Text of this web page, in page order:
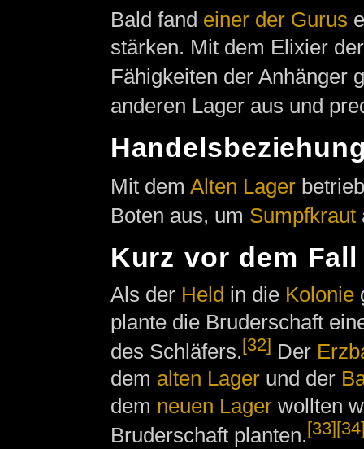
Bald fand einer der Gurus
stärken. Mit dem Elixier
Fähigkeiten der Anhänger
anderen Lager aus und
Mit dem Alten Lager
Boten aus, um Sumpfkraut
Kurz vor dem
Als der Held in die Kolonie
plante die Bruderschaft
des Schläfers.[32] Der
dem alten Lagerund der
dem neuen Lagerwollten
Bruderschaft planten. [33]